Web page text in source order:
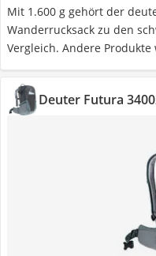
Mit 1.600 g gehört der
Wanderrucksack zu den
Vergleich. Andere
Deuter Futura